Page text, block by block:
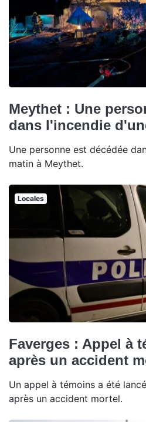
Meythet : Une
dans l'incendie
Une personne est décédée
matin à Meythet.
Locales
Faverges : Appel à
après un accident
Un appel à témoins a été
après un accident mortel.